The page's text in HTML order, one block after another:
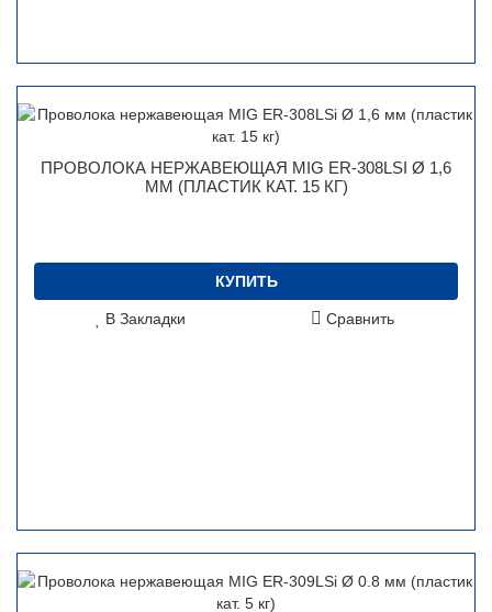
ПРОВОЛОКА НЕРЖАВЕЮЩАЯ MIG ER-308LSI Ø 1,6
ММ (ПЛАСТИК КАТ. 15 КГ)
КУПИТЬ
В Закладки Сравнить